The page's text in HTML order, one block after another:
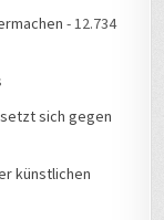
- 12.734
sich gegen
künstlichen